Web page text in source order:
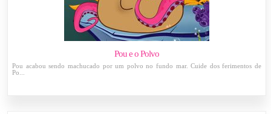
Pou e o Polvo
Pou acabou sendo machucado por um polvo no fundo mar. Cuide dos ferimentos de
Po...